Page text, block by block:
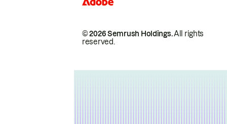
© 2026 Semrush Holdings.All rights
reserved.